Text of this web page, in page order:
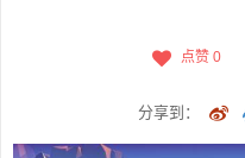
点赞 0
分享到：